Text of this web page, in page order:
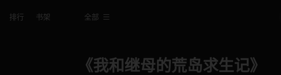
排行 书架 全部
《我和继母的荒岛求生记》